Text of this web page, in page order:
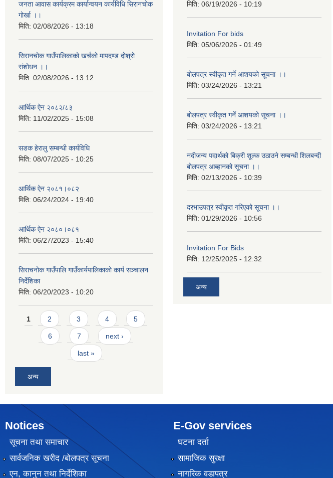
जनता आवास कार्यक्रम कार्यान्वयन कार्यविधि सिरानचोक
गोर्खा ।।
मिति: 02/08/2026 - 13:18
सिरानचोक गाउँपालिकाको खर्चको मापदण्ड दोश्रो
संशोधन ।।
मिति: 02/08/2026 - 13:12
आर्थिक ऐन २०८२/८३
मिति: 11/02/2025 - 15:08
सडक हेरालु सम्बन्धी कार्यविधि
मिति: 08/07/2025 - 10:25
आर्थिक ऐन २०८१।०८२
मिति: 06/24/2024 - 19:40
आर्थिक ऐन २०८०।०८१
मिति: 06/27/2023 - 15:40
सिराचनोक गाउँपालि गाउँकार्यपालिकाको कार्य सञ्चालन
निर्देशिका
मिति: 06/20/2023 - 10:20
Pages
1 2 3 4 5
6 7 next ›
last »
अन्य
मिति: 06/19/2026 - 10:19
Invitation For bids
मिति: 05/06/2026 - 01:49
बोलपत्र स्वीकृत गर्ने आशयको सूचना ।।
मिति: 03/24/2026 - 13:21
बोलपत्र स्वीकृत गर्ने आशयको सूचना ।।
मिति: 03/24/2026 - 13:21
नदीजन्य पदार्थको बिक्री शूल्क उठाउने सम्बन्धी शिलबन्दी
बोलपत्र आब्हानको सूचना ।।
मिति: 02/13/2026 - 10:39
दरभाउपत्र स्वीकृत गरिएको सूचना ।।
मिति: 01/29/2026 - 10:56
Invitation For Bids
मिति: 12/25/2025 - 12:32
अन्य
Notices
सूचना तथा समाचार
सार्वजनिक खरीद /बोलपत्र सूचना
एन, कानुन तथा निर्देशिका
E-Gov services
घटना दर्ता
सामाजिक सुरक्षा
नागरिक वडापत्र